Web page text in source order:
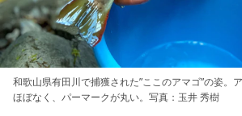
和歌山県有田川で捕獲された”ここのアマゴ”の姿。
ほぼなく、パーマークが丸い。写真：玉井 秀樹